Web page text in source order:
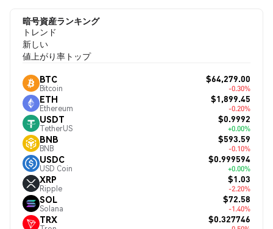
暗号資産ランキング
トレンド
新しい
値上がり率トップ
BTC
Bitcoin
$64,279.00
-0.30%
ETH
Ethereum
$1,899.45
-0.20%
USDT
TetherUS
$0.9992
+0.00%
BNB
BNB
$593.59
-0.10%
USDC
USD Coin
$0.999594
+0.00%
XRP
Ripple
$1.03
-2.20%
SOL
Solana
$72.58
-1.40%
TRX $0.327746